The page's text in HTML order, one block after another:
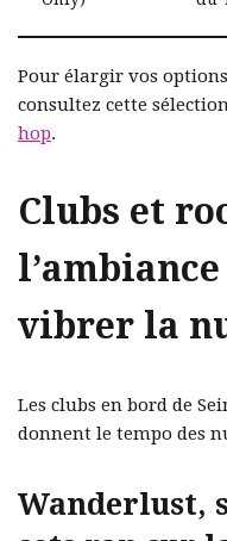
Pour élargir vos
consultez cette
hop.
Clubs et
vibrer la
Les clubs en bord de
donnent le tempo des
Wanderlust,